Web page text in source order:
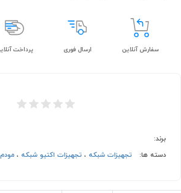
سفارش آنلاین ارسال فوری پرداخت آنلاین
برند:
دسته ها:
تجهیزات شبکه، تجهیزات اکتیو شبکه، مودم